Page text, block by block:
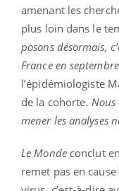
amenant les
plus loin dans le
posons désormais,
France en
l’épidémiologiste
de la cohorte. Nous
mener les analyses
Le Mondeconclut
remet pas en